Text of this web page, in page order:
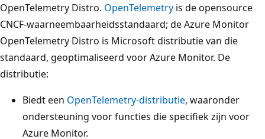
OpenTelemetry Distro. OpenTelemetry is de opensource
CNCF-waarneembaarheidsstandaard; de Azure Monitor
OpenTelemetry Distro is Microsoft distributie van die
standaard, geoptimaliseerd voor Azure Monitor. De
distributie:
Biedt een OpenTelemetry-distributie, waaronder
ondersteuning voor functies die specifiek zijn voor
Azure Monitor.